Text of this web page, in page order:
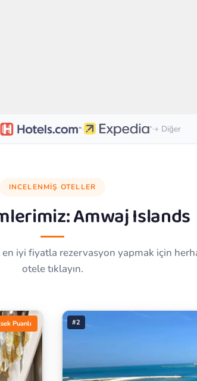
· ·+ Diğer
INCELENMIŞ OTELLER
Amwaj Islands
iyi fiyatla rezervasyon yapmak için
otele tıklayın.
Puanlı #2